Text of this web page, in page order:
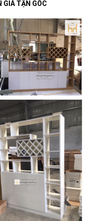
GIÁ TẬN GÔC